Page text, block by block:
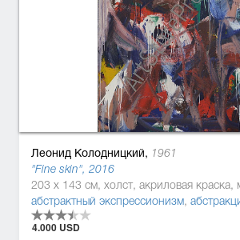
Леонид Колодницкий, 1961
"Fine skin", 2016
абстрактный экспрессионизм,
4.000 USD